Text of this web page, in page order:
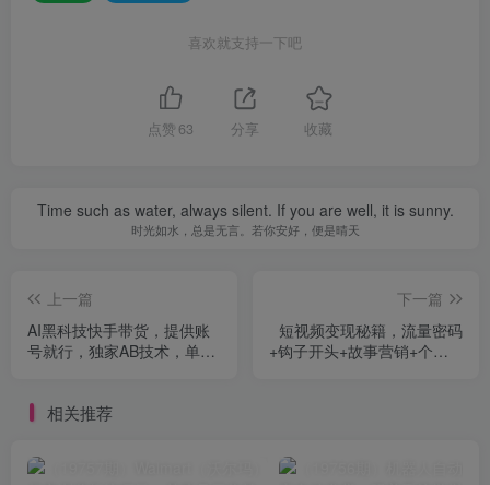
喜欢就支持一下吧
点赞 63 分享 收藏
Time such as water, always silent. If you are well, it is sunny.
时光如水，总是无言。若你安好，便是晴天
上一篇
AI黑科技快手带货，提供账
号就行，独家AB技术，单日
下一篇
短视频变现秘籍，流量密码
+钩子开头+故事营销+个人IP
相关推荐